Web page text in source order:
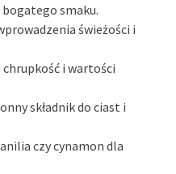
smaku.
świeżości i
i wartości
składnik do ciast i
czy cynamon dla